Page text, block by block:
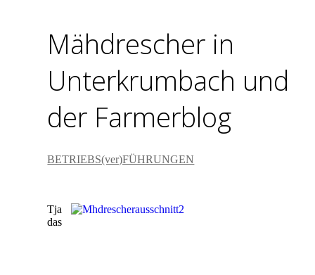
Mähdrescher in
Unterkrumbach und
der Farmerblog
BETRIEBS(ver)FÜHRUNGEN
Tja
das